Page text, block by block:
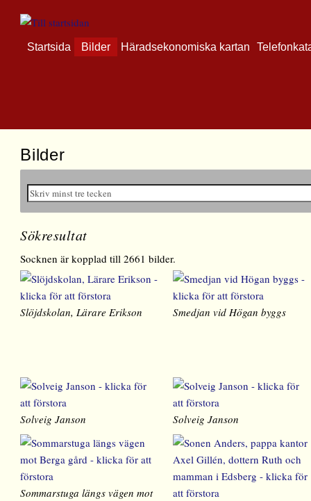
Startsida Bilder Häradsekonomiska kartan
Bilder
Sökresultat
Socknen är kopplad till 2661 bilder.
Slöjdskolan, Lärare Erikson Smedjan vid Högan byggs
Solveig Janson Solveig Janson
Sommarstuga längs vägen mot